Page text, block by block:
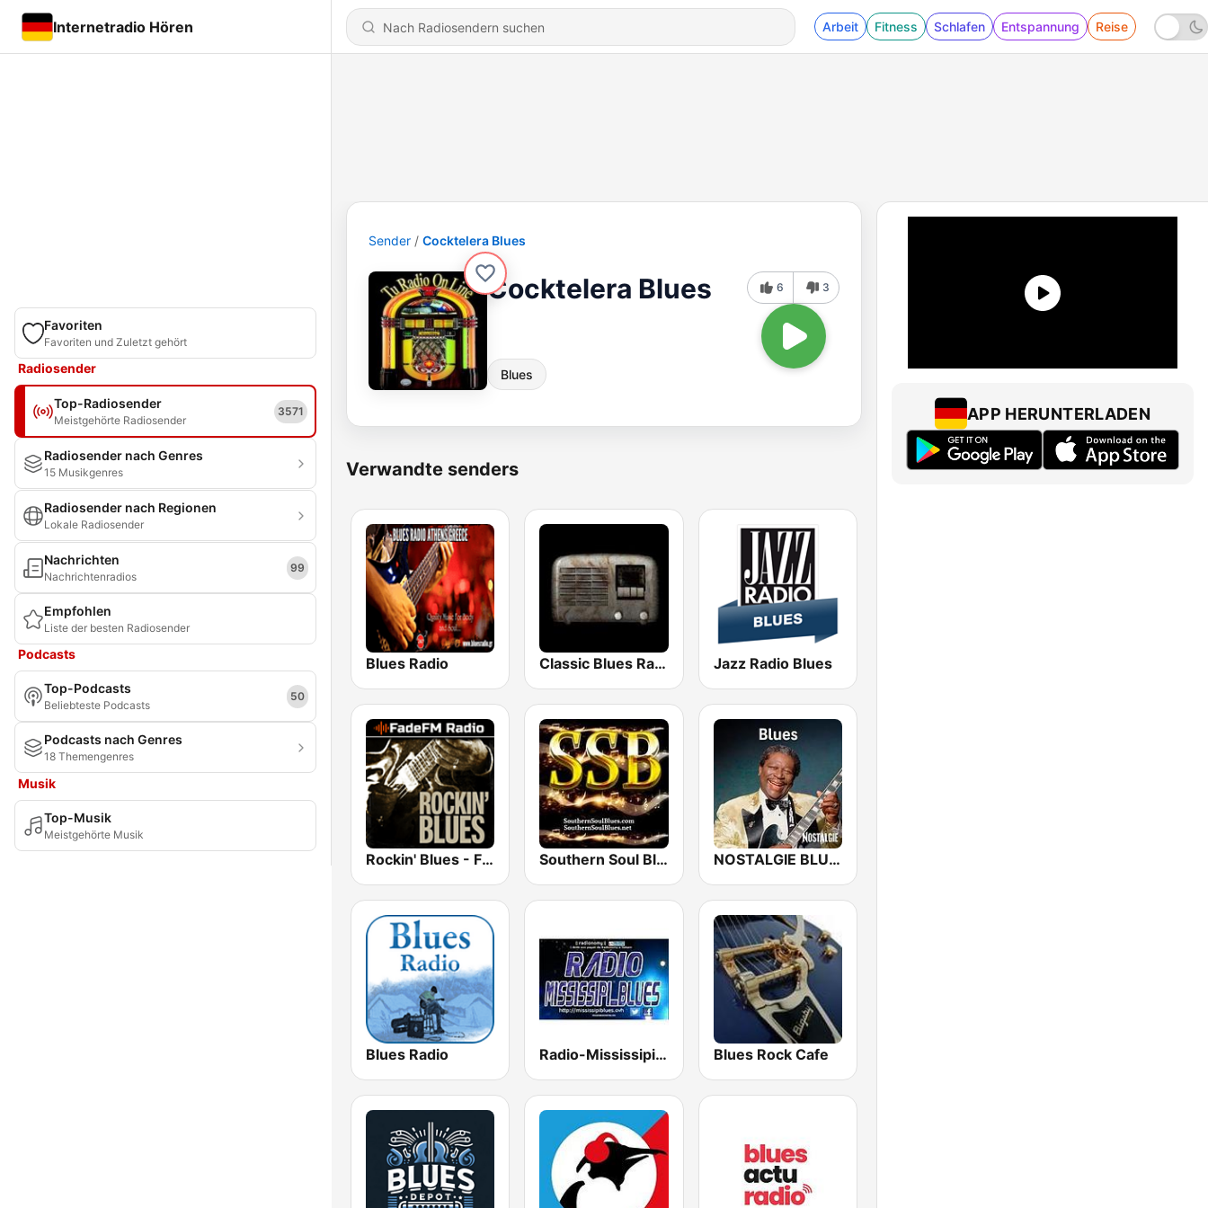
Internetradio Hören Arbeit Fitness Schlafen Entspannung Reise
Favoriten
Favoriten und Zuletzt gehört
Radiosender
Top-Radiosender
Meistgehörte Radiosender
3571
Radiosender nach Genres
15 Musikgenres
Radiosender nach Regionen
Lokale Radiosender
Nachrichten
Nachrichtenradios
99
Empfohlen
Liste der besten Radiosender
Podcasts
Top-Podcasts
Beliebteste Podcasts
50
Podcasts nach Genres
18 Themengenres
Musik
Top-Musik
Meistgehörte Musik
Sender Cocktelera Blues
Cocktelera Blues
Blues
6 3
Verwandte senders
Blues Radio Classic Blues Radio Jazz Radio Blues
Rockin' Blues - FadeFM Southern Soul Blues NOSTALGIE BLUES
Blues Radio Radio-Mississipi Blues Blues Rock Cafe
APP HERUNTERLADEN